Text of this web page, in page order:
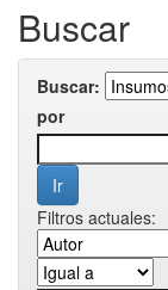
Buscar
Buscar:
por
Filtros actuales: